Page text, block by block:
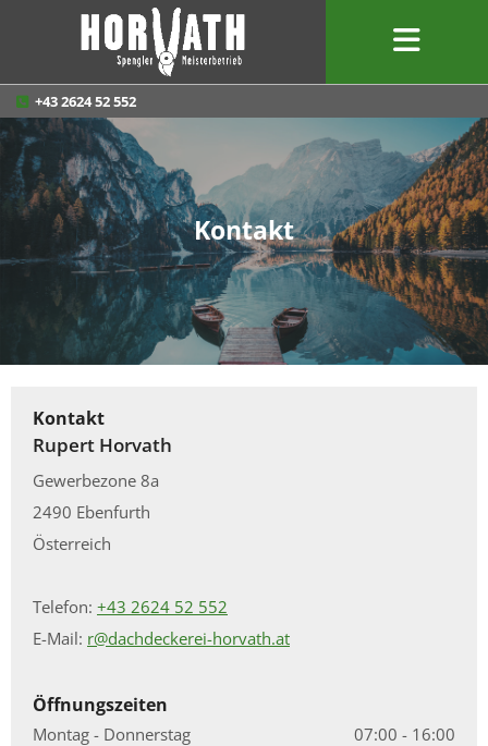
 +43 2624 52 552
Kontakt
Kontakt
Rupert Horvath
Gewerbezone 8a
2490 Ebenfurth
Österreich
Telefon: +43 2624 52 552
E-Mail: r@dachdeckerei-horvath.at
Öffnungszeiten
Montag - Donnerstag
07:00 - 16:00